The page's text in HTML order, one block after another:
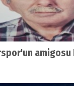
amigosu